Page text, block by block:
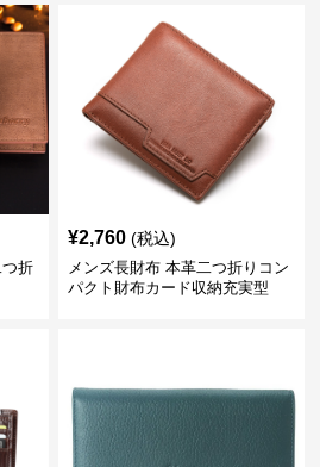
折
¥2,760 (税込)
メンズ長財布 本革二つ折りコン
パクト財布カード収納充実型